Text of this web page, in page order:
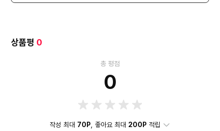
상품평 0
총 평점
0
작성 최대 70P, 좋아요 최대 200P 적립